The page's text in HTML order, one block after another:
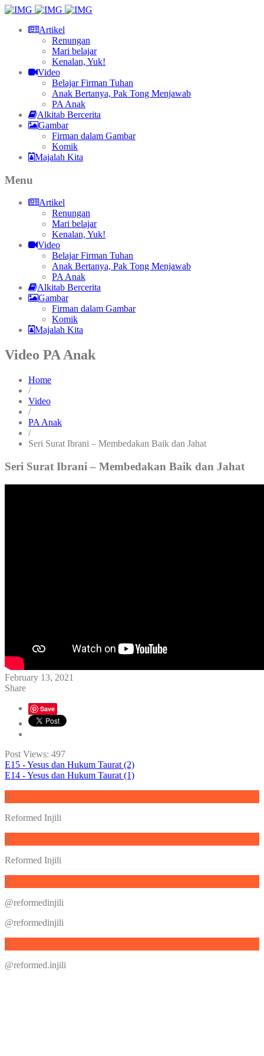
Artikel
Renungan
Mari belajar
Kenalan, Yuk!
Video
Belajar Firman Tuhan
Anak Bertanya, Pak Tong Menjawab
PA Anak
Alkitab Bercerita
Gambar
Firman dalam Gambar
Komik
Majalah Kita
Menu
Artikel
Renungan
Mari belajar
Kenalan, Yuk!
Video
Belajar Firman Tuhan
Anak Bertanya, Pak Tong Menjawab
PA Anak
Alkitab Bercerita
Gambar
Firman dalam Gambar
Komik
Majalah Kita
Video PA Anak
Home
/
Video
/
PA Anak
/
Seri Surat Ibrani – Membedakan Baik dan Jahat
Seri Surat Ibrani – Membedakan Baik dan Jahat
February 13, 2021
Share
Save
Post Views: 497
E15 - Yesus dan Hukum Taurat (2)
E14 - Yesus dan Hukum Taurat (1)
Reformed Injili
Reformed Injili
@reformedinjili
@reformedinjili
@reformed.injili